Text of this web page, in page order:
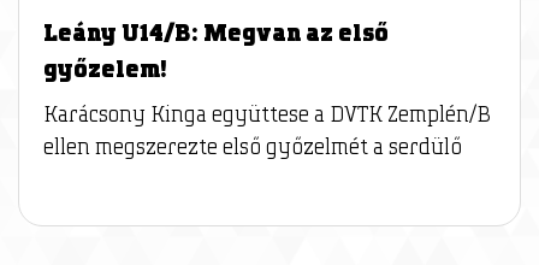
Leány U14/B: Megvan az első
győzelem!
Karácsony Kinga együttese a DVTK Zemplén/B
ellen megszerezte első győzelmét a serdülő